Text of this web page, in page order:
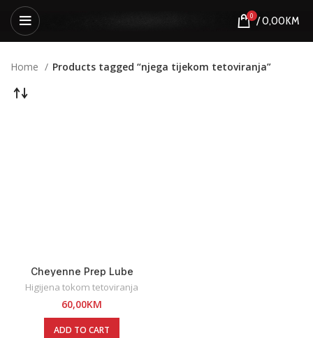
0 /0,00KM
Home Products tagged “njega tijekom tetoviranja”
Cheyenne Prep Lube
Higijena tokom tetoviranja
60,00KM
ADD TO CART